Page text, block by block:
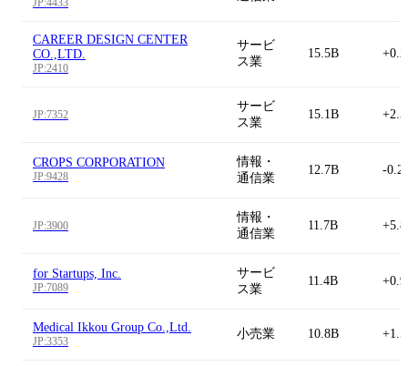
JP:4433
CAREER DESIGN CENTER
CO.,LTD.
JP:2410
サービ
ス業
15.5B
JP:7352
サービ
ス業
15.1B
CROPS CORPORATION
JP:9428
情報・
通信業
12.7B -
JP:3900
情報・
通信業
11.7B
for Startups, Inc.
JP:7089
サービ
ス業
11.4B
Medical Ikkou Group Co.,Ltd.
JP:3353
小売業 10.8B